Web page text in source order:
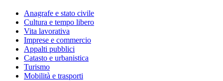
Anagrafe e stato civile
Cultura e tempo libero
Vita lavorativa
Imprese e commercio
Appalti pubblici
Catasto e urbanistica
Turismo
Mobilità e trasporti